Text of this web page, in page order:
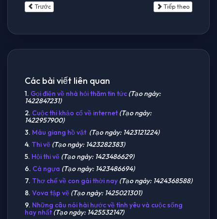
Trước Tiếp theo
Các bài viết liên quan
1. Gọi điện về nhà hỏi thăm tin tức (Tạo ngày:
1422847231)
2. Cuộc thi khảo cổ về internet (Tạo ngày:
1422957900)
3. Máu giang hồ vặt (Tạo ngày: 1423121224)
4. Thi vẽ (Tạo ngày: 1423282383)
5. Hội thi vẽ (Tạo ngày: 1423486629)
6. Cá ngựa (Tạo ngày: 1423486694)
7. Thơ chế về con gái thời nay (Tạo ngày: 1424368588)
8. Vova tập vẽ (Tạo ngày: 1425021301)
9. Những câu nói hài hước về tình yêu và cuộc sống
hay nhất (Tạo ngày: 1425532147)